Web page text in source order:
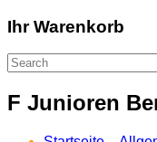
Ihr Warenkorb
F Junioren